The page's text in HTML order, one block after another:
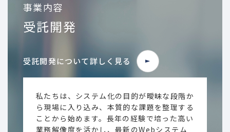
事業内容
受託開発
受託開発について詳しく見る
私たちは、システム化の目的が曖昧な段階か
ら現場に入り込み、本質的な課題を整理する
ことから始めます。長年の経験で培った高い
業務解像度を活かし、最新のWebシステム